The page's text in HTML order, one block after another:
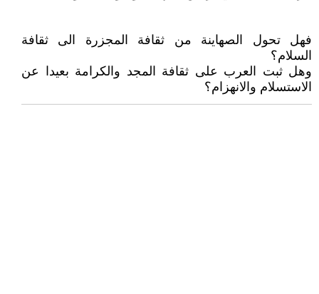
فهل تحول الصهاينة من ثقافة المجزرة الى ثقافة
السلام؟
وهل ثبت العرب على ثقافة المجد والكرامة بعيدا عن
الاستسلام والانهزام؟